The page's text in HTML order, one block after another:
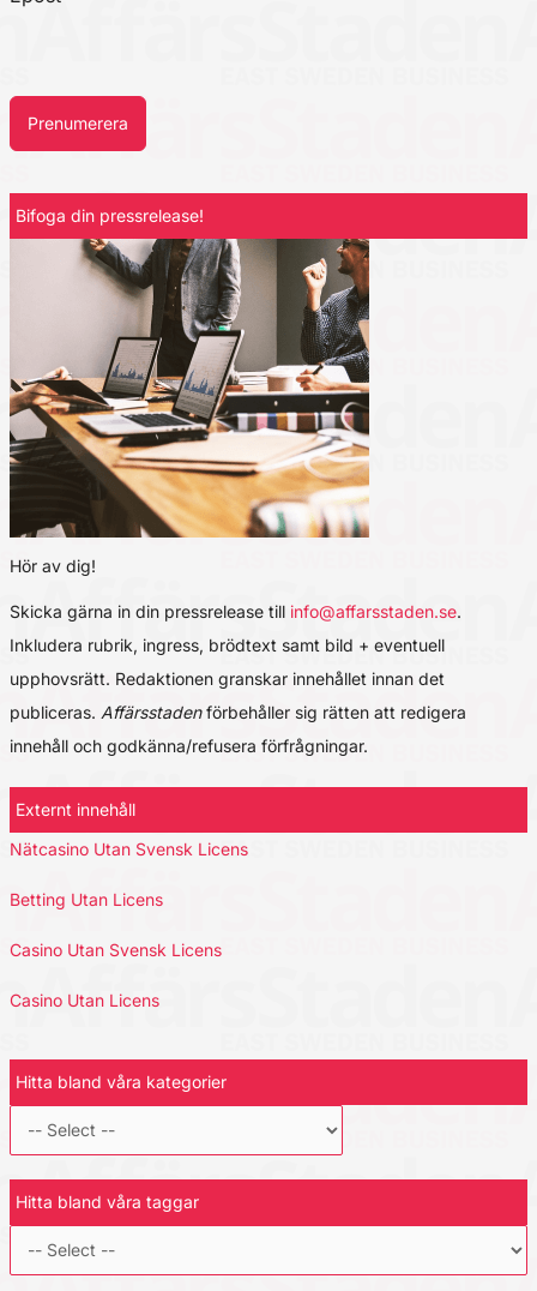
Prenumerera
Bifoga din pressrelease!
Hör av dig!
Skicka gärna in din pressrelease till info@affarsstaden.se.
Inkludera rubrik, ingress, brödtext samt bild + eventuell
upphovsrätt. Redaktionen granskar innehållet innan det
publiceras. Affärsstadenförbehåller sig rätten att redigera
innehåll och godkänna/refusera förfrågningar.
Externt innehåll
Nätcasino Utan Svensk Licens
Betting Utan Licens
Casino Utan Svensk Licens
Casino Utan Licens
Hitta bland våra kategorier
Hitta bland våra taggar